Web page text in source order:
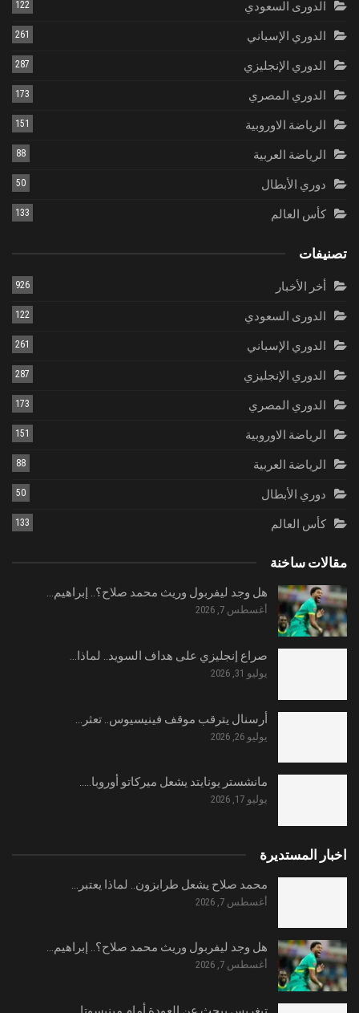
الدورى السعودي 122
الدوري الإسباني 261
الدوري الإنجليزي 287
الدوري المصري 173
الرياضة الاوروبية 151
الرياضة العربية 88
دوري الأبطال 50
كأس العالم 133
تصنيفات
أخر الأخبار 926
الدورى السعودي 122
الدوري الإسباني 261
الدوري الإنجليزي 287
الدوري المصري 173
الرياضة الاوروبية 151
الرياضة العربية 88
دوري الأبطال 50
كأس العالم 133
مقالات ساخنة
هل وجد ليفربول وريث محمد صلاح؟.. إبراهيم…
أغسطس 7, 2026
صراع إنجليزي على هداف السويد.. لماذا…
يوليو 31, 2026
أرسنال يترقب موقف فينيسيوس.. تعثر…
يوليو 26, 2026
مانشستر يونايتد يشعل ميركاتو أوروبا..…
يوليو 17, 2026
اخبار المستديرة
محمد صلاح يشعل طرابزون.. لماذا يعتبر…
أغسطس 7, 2026
هل وجد ليفربول وريث محمد صلاح؟.. إبراهيم…
أغسطس 7, 2026